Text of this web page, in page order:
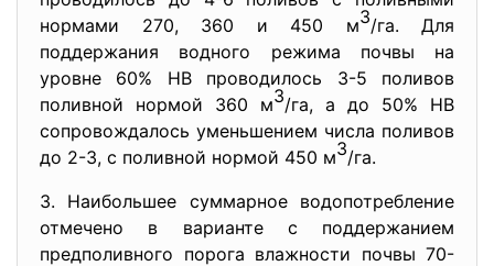
нормами 270, 360 и 450 м3/га. Для
поддержания водного режима почвы на
уровне 60% НВ проводилось 3-5 поливов
поливной нормой 360 м3/га, а до 50% НВ
сопровождалось уменьшением числа поливов
до 2-3, с поливной нормой 450 м3/га.
3. Наибольшее суммарное водопотребление
отмечено в варианте с поддержанием
предполивного порога влажности почвы 70-